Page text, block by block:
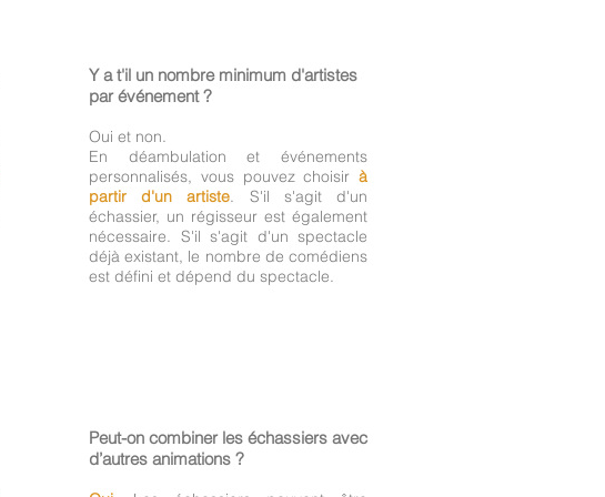
Y a t'il un nombre minimum d'artistes
par événement ?
Oui et non.
En déambulation et événements
personnalisés, vous pouvez choisir à
partir d'un artiste. S'il s'agit d'un
échassier, un régisseur est également
nécessaire. S'il s'agit d'un spectacle
déjà existant, le nombre de comédiens
est défini et dépend du spectacle.
Peut-on combiner les échassiers avec
d’autres animations ?